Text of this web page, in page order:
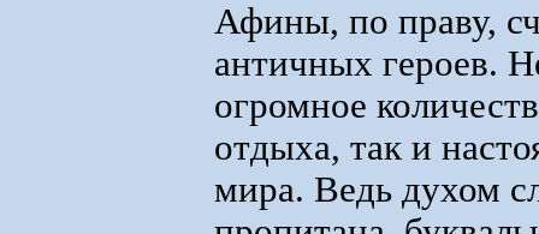
Афины, по праву,
античных героев.
огромное
отдыха, так и
мира. Ведь духом